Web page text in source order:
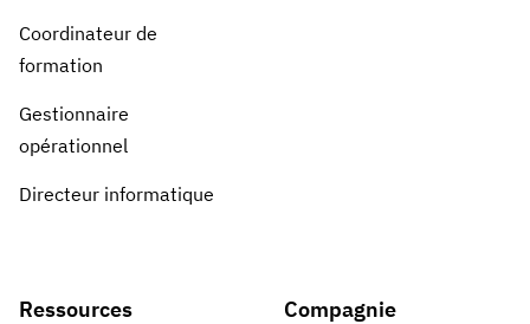
Coordinateur de
formation
Gestionnaire
opérationnel
Directeur informatique
Ressources Compagnie